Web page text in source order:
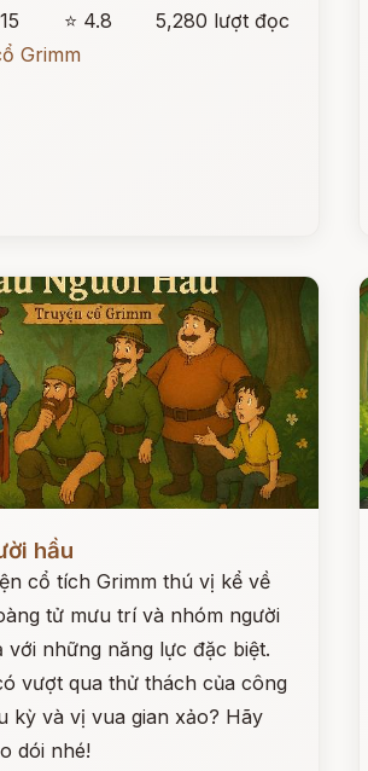
⭐ 4.8
5,280 lượt đọc
Grimm
hầu
cổ tích Grimm thú vị kể về
tử mưu trí và nhóm người
với những năng lực đặc biệt.
vượt qua thử thách của công
kỳ và vị vua gian xảo? Hãy
dói nhé!